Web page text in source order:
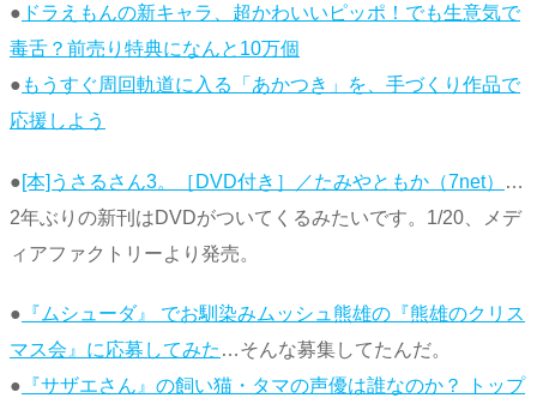
● ドラえもんの新キャラ、超かわいいピッポ！でも生意気で
毒舌？前売り特典になんと10万個
● もうすぐ周回軌道に入る「あかつき」を、手づくり作品で
応援しよう
●[本]うさるさん3。［DVD付き］／たみやともか（7net）
…
2年ぶりの新刊はDVDがついてくるみたいです。1/20、メデ
ィアファクトリーより発売。
● 『ムシューダ』 でお馴染みムッシュ熊雄の『熊雄のクリス
マス会』に応募してみた …そんな募集してたんだ。
● 『サザエさん』の飼い猫・タマの声優は誰なのか？ トップ